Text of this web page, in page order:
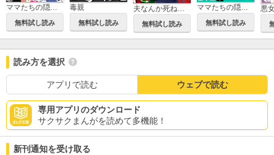
ママたちの隠れた本音～私たちはこうして離婚しました。
無料試し読み
毒親
無料試し読み 無料試し読み
ママたちの隠れた本音～私たちはこうして離婚しました。【合本版】
無料試し読み
読み方を選択
アプリで読む ウェブで読む
専用アプリのダウンロード
サクサクまんがを読めて多機能！
新刊通知を受け取る